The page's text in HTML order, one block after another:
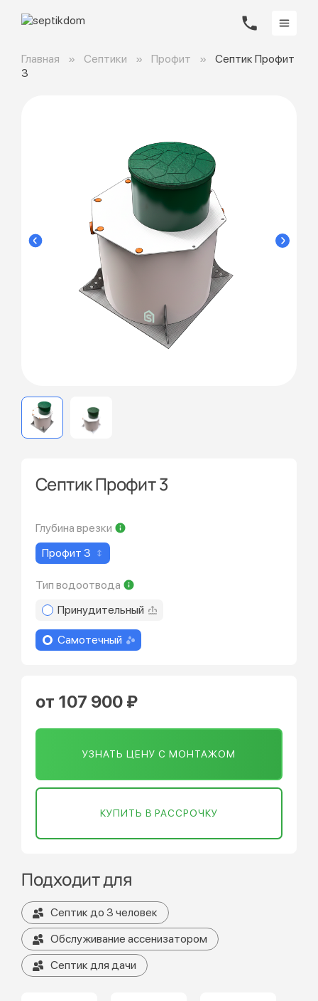
Главная Септики Профит
Септик Профит
3
Септик Профит 3
Глубина врезки
Профит 3
Тип водоотвода
Принудительный
Самотечный
от 107 900 ₽
УЗНАТЬ ЦЕНУ С МОНТАЖОМ
КУПИТЬ В РАССРОЧКУ
Подходит для
Септик до 3 человек
Обслуживание ассенизатором
Септик для дачи